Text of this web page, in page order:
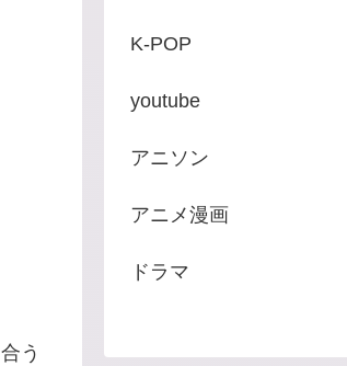
う
K-POP
youtube
アニソン
アニメ漫画
ドラマ